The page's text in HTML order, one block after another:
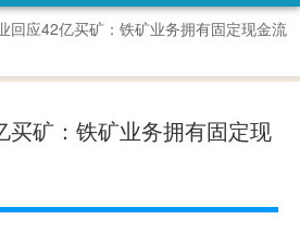
回应42亿买矿：铁矿业务拥有固定现金流
买矿：铁矿业务拥有固定现